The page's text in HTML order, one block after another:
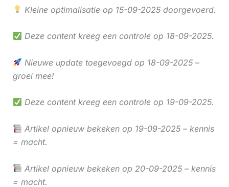
Kleine optimalisatie op 15-09-2025 doorgevoerd.
Deze content kreeg een controle op 18-09-2025.
Nieuwe update toegevoegd op 18-09-2025 –
groei mee!
Deze content kreeg een controle op 19-09-2025.
Artikel opnieuw bekeken op 19-09-2025 – kennis
= macht.
Artikel opnieuw bekeken op 20-09-2025 – kennis
= macht.